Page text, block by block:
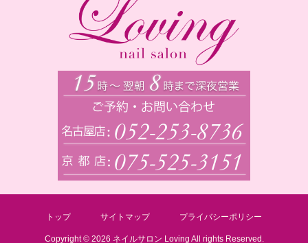
トップ サイトマップ プライバシーポリシー
Copyright © 2026 ネイルサロン Loving All rights Reserved.